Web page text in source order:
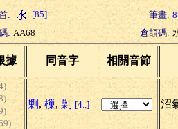
: [85] 筆畫: 8
: AA68 倉頡碼:
據 同音字 相關音節
剿, 樔, 劋 [4..] 沼